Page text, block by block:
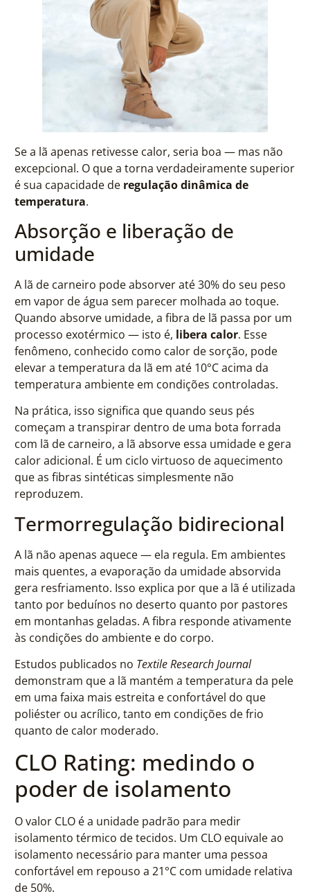
Se a lã apenas retivesse calor, seria boa — mas não
excepcional. O que a torna verdadeiramente superior
é sua capacidade de regulação dinâmica de
temperatura.
Absorção e liberação de
umidade
A lã de carneiro pode absorver até 30% do seu peso
em vapor de água sem parecer molhada ao toque.
Quando absorve umidade, a fibra de lã passa por um
processo exotérmico — isto é, libera calor. Esse
fenômeno, conhecido como calor de sorção, pode
elevar a temperatura da lã em até 10°C acima da
temperatura ambiente em condições controladas.
Na prática, isso significa que quando seus pés
começam a transpirar dentro de uma bota forrada
com lã de carneiro, a lã absorve essa umidade e gera
calor adicional. É um ciclo virtuoso de aquecimento
que as fibras sintéticas simplesmente não
reproduzem.
Termorregulação bidirecional
A lã não apenas aquece — ela regula. Em ambientes
mais quentes, a evaporação da umidade absorvida
gera resfriamento. Isso explica por que a lã é utilizada
tanto por beduínos no deserto quanto por pastores
em montanhas geladas. A fibra responde ativamente
às condições do ambiente e do corpo.
Estudos publicados no Textile Research Journal
demonstram que a lã mantém a temperatura da pele
em uma faixa mais estreita e confortável do que
poliéster ou acrílico, tanto em condições de frio
quanto de calor moderado.
CLO Rating: medindo o
poder de isolamento
O valor CLO é a unidade padrão para medir
isolamento térmico de tecidos. Um CLO equivale ao
isolamento necessário para manter uma pessoa
confortável em repouso a 21°C com umidade relativa
de 50%.